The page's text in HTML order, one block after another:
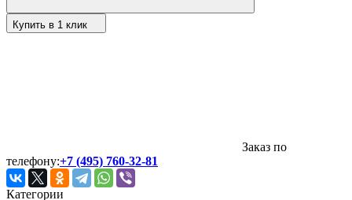
Купить в 1 клик
Заказ по
телефону:+7 (495) 760-32-81
Категории